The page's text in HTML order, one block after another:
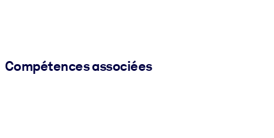
Compétences associées